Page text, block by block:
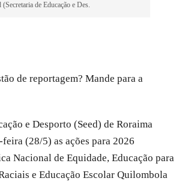
(Secretaria de Educação e Des.
de reportagem? Mande para a
e Desporto (Seed) de Roraima
(28/5) as ações para 2026
Nacional de Equidade, Educação para
e Educação Escolar Quilombola